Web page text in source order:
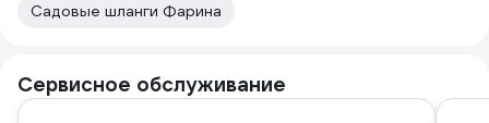
Садовые шланги Фарина
Сервисное обслуживание